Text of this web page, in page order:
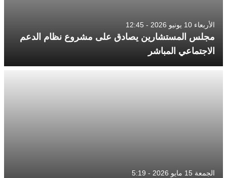
الأربعاء 10 يونيو 2026 - 12:45
مجلس المستشارين يصادق على مشروع نظام الدعم
الاجتماعي المباشر
الجمعة 15 مايو 2026 - 5:19